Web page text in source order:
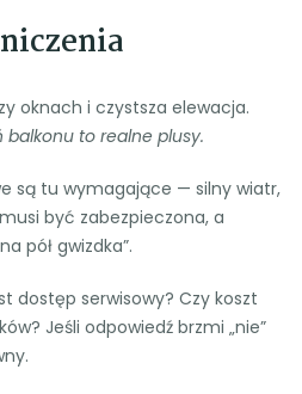
oknach i czystsza elewacja.
balkonu to realne plusy.
są tu wymagające — silny wiatr,
być zabezpieczona, a
pół gwizdka”.
dostęp serwisowy? Czy koszt
Jeśli odpowiedź brzmi „nie”